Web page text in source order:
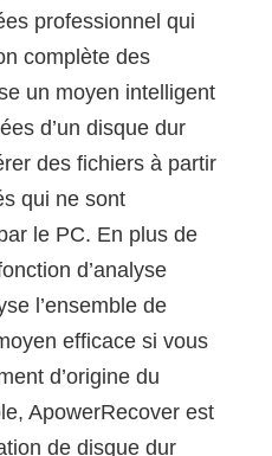
professionnel qui
complète des
un moyen intelligent
d’un disque dur
des fichiers à partir
qui ne sont
le PC. En plus de
d’analyse
l’ensemble de
efficace si vous
d’origine du
ApowerRecover est
de disque dur